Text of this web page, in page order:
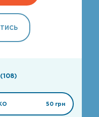
50 грн